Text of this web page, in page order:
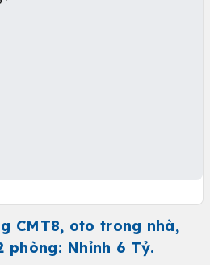
CMT8, oto trong nhà,
phòng: Nhỉnh 6 Tỷ.